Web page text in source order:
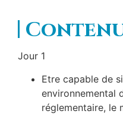
Jour 1
Etre capable de
environnemental
réglementaire, le